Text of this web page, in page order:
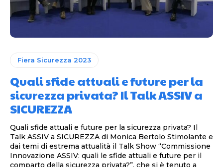
Fiera Sicurezza 2023
Quali sfide attuali e future per la
sicurezza privata? Il Talk ASSIV a
SICUREZZA
Quali sfide attuali e future per la sicurezza privata? Il
Talk ASSIV a SICUREZZA di Monica Bertolo Stimolante e
dai temi di estrema attualità il Talk Show “Commissione
Innovazione ASSIV: quali le sfide attuali e future per il
comparto della sicurezza privata?”, che si è tenuto a